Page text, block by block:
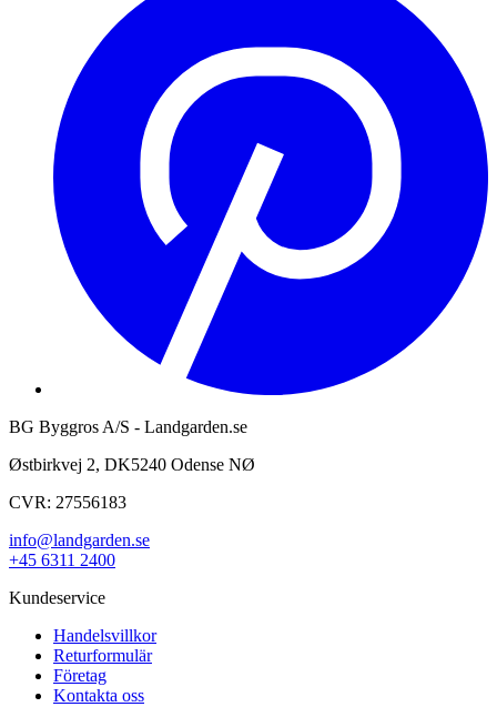
BG Byggros A/S - Landgarden.se
Østbirkvej 2, DK5240 Odense NØ
CVR: 27556183
info@landgarden.se
+45 6311 2400
Kundeservice
Handelsvillkor
Returformulär
Företag
Kontakta oss